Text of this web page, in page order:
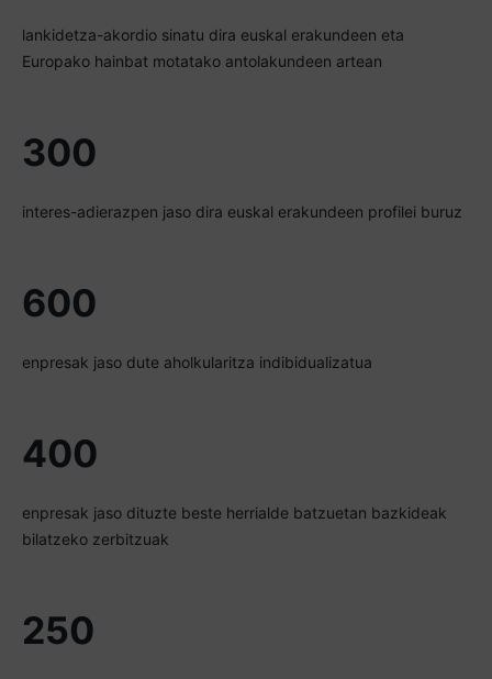
lankidetza-akordio sinatu dira euskal erakundeen eta
Europako hainbat motatako antolakundeen artean
300
interes-adierazpen jaso dira euskal erakundeen profilei buruz
600
enpresak jaso dute aholkularitza indibidualizatua
400
enpresak jaso dituzte beste herrialde batzuetan bazkideak
bilatzeko zerbitzuak
250